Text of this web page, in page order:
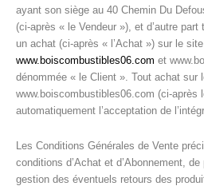
ayant son siège au 40 Chemin Du
(ci-après « le Vendeur »), et d’autre
un achat (ci-après « l’Achat ») sur le site
www.boiscombustibles06.com et
dénommée « le Client ». Tout achat sur
www.boiscombustibles06.com (ci-après
automatiquement l’acceptation de
Les Conditions Générales de Vente
conditions d’Achat et d’Abonnement,
gestion des éventuels retours des